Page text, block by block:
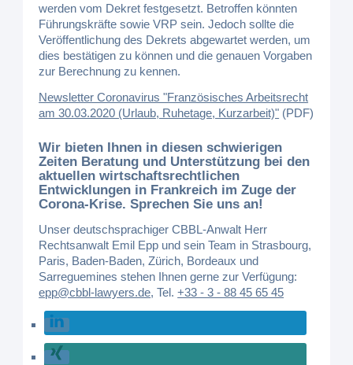
werden vom Dekret festgesetzt. Betroffen könnten
Führungskräfte sowie VRP sein. Jedoch sollte die
Veröffentlichung des Dekrets abgewartet werden, um
dies bestätigen zu können und die genauen Vorgaben
zur Berechnung zu kennen.
Newsletter Coronavirus "Französisches Arbeitsrecht
am 30.03.2020 (Urlaub, Ruhetage, Kurzarbeit)" (PDF)
Wir bieten Ihnen in diesen schwierigen
Zeiten Beratung und Unterstützung bei den
aktuellen wirtschaftsrechtlichen
Entwicklungen in Frankreich im Zuge der
Corona-Krise. Sprechen Sie uns an!
Unser deutschsprachiger CBBL-Anwalt Herr
Rechtsanwalt Emil Epp und sein Team in Strasbourg,
Paris, Baden-Baden, Zürich, Bordeaux und
Sarreguemines stehen Ihnen gerne zur Verfügung:
epp@cbbl-lawyers.de,Tel.+33 - 3 - 88 45 65 45